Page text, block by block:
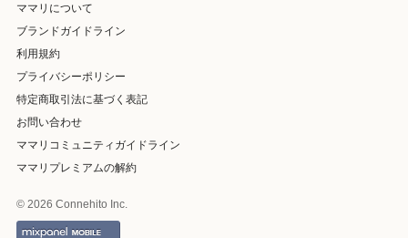
ママリについて
ブランドガイドライン
利用規約
プライバシーポリシー
特定商取引法に基づく表記
お問い合わせ
ママリコミュニティガイドライン
ママリプレミアムの解約
© 2026 Connehito Inc.